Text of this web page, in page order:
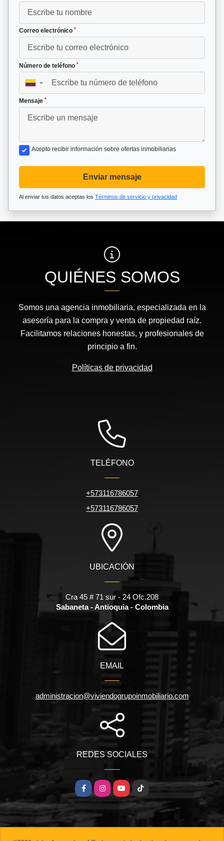
Correo electrónico *
Número de teléfono *
▼
Mensaje *
Acepto recibir información sobre ofertas inmobiliarias
Enviar mensaje
Al enviar tus datos aceptas los Términos de servicio y privacidad
QUIÉNES SOMOS
Somos una agencia inmobiliaria, especializada en la
asesoría para la compra y venta de propiedad raíz.
Facilitamos relaciones honestas, y profesionales de
principio a fin.
Políticas de privacidad
TELÉFONO
+573116786057
+573116786057
UBICACIÓN
Cra 45 # 71 sur - 24 Ofc.208
Sabaneta - Antioquia - Colombia
EMAIL
administracion@viviendogrupoinmobiliario.com
REDES SOCIALES
FacebookInstagramYouTubeTikTok